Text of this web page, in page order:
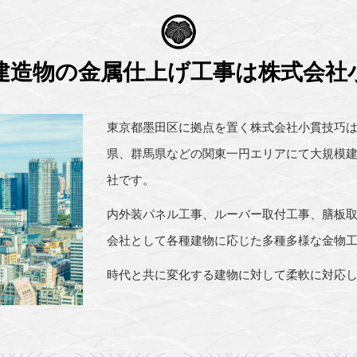
造物の金属仕上げ工事は株式会社
東京都墨田区に拠点を置く株式会社小貫技巧
県、群馬県などの関東一円エリアにて大規模
社です。
内外装パネル工事、ルーバー取付工事、膳板
会社として各種建物に応じた多種多様な金物
時代と共に変化する建物に対して柔軟に対応